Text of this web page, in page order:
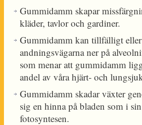
Gummidamm skapar
kläder, tavlor och gardiner.
Gummidamm kan tillfälligt
andningsvägarna ner på
som menar att gummidamm
andel av våra hjärt- och
Gummidamm skadar växter
sig en hinna på bladen som i
fotosyntesen.